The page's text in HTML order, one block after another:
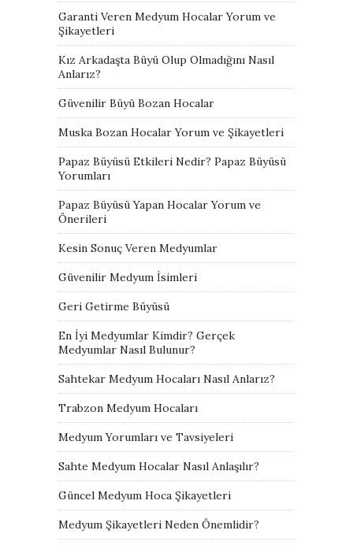
Garanti Veren Medyum Hocalar Yorum ve
Şikayetleri
Kız Arkadaşta Büyü Olup Olmadığını Nasıl
Anlarız?
Güvenilir Büyü Bozan Hocalar
Muska Bozan Hocalar Yorum ve Şikayetleri
Papaz Büyüsü Etkileri Nedir? Papaz Büyüsü
Yorumları
Papaz Büyüsü Yapan Hocalar Yorum ve
Önerileri
Kesin Sonuç Veren Medyumlar
Güvenilir Medyum İsimleri
Geri Getirme Büyüsü
En İyi Medyumlar Kimdir? Gerçek
Medyumlar Nasıl Bulunur?
Sahtekar Medyum Hocaları Nasıl Anlarız?
Trabzon Medyum Hocaları
Medyum Yorumları ve Tavsiyeleri
Sahte Medyum Hocalar Nasıl Anlaşılır?
Güncel Medyum Hoca Şikayetleri
Medyum Şikayetleri Neden Önemlidir?